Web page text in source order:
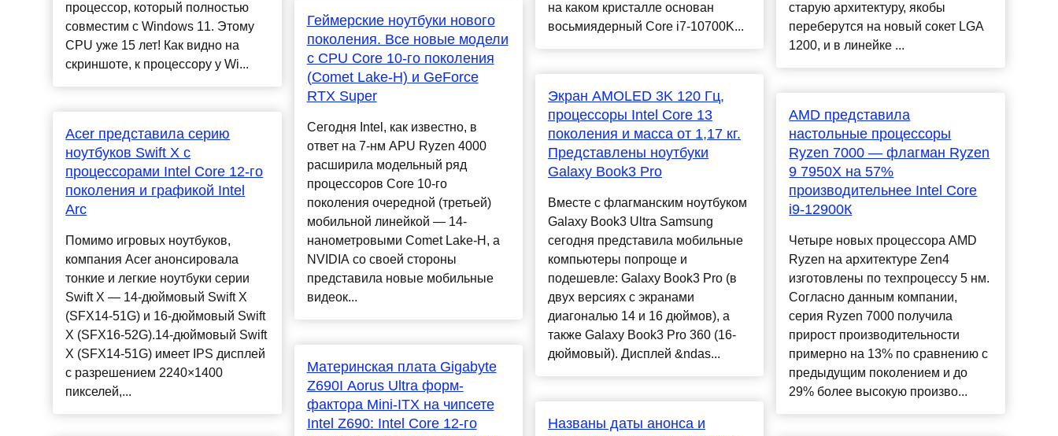
процессор, который полностью
совместим с Windows 11. Этому
CPU уже 15 лет! Как видно на
скриншоте, к процессору у Wi...
Acer представила серию
ноутбуков Swift X с
процессорами Intel Core 12-го
поколения и графикой Intel
Arc
Помимо игровых ноутбуков,
компания Acer анонсировала
тонкие и легкие ноутбуки серии
Swift X — 14-дюймовый Swift X
(SFX14-51G) и 16-дюймовый Swift
X (SFX16-52G).14-дюймовый Swift
X (SFX14-51G) имеет IPS дисплей
с разрешением 2240×1400
пикселей,...
Геймерские ноутбуки нового
поколения. Все новые модели
с CPU Core 10-го поколения
(Comet Lake-H) и GeForce
RTX Super
Сегодня Intel, как известно, в
ответ на 7-нм APU Ryzen 4000
расширила модельный ряд
процессоров Core 10-го
поколения очередной (третьей)
мобильной линейкой — 14-
нанометровыми Comet Lake-H, а
NVIDIA со своей стороны
представила новые мобильные
видеок...
Материнская плата Gigabyte
Z690I Aorus Ultra форм-
фактора Mini-ITX на чипсете
Intel Z690: Intel Core 12-го
на каком кристалле основан
восьмиядерный Core i7-10700K...
Экран AMOLED 3K 120 Гц,
процессоры Intel Core 13
поколения и масса от 1,17 кг.
Представлены ноутбуки
Galaxy Book3 Pro
Вместе с флагманским ноутбуком
Galaxy Book3 Ultra Samsung
сегодня представила мобильные
компьютеры попроще и
подешевле: Galaxy Book3 Pro (в
двух версиях с экранами
диагональю 14 и 16 дюймов), а
также Galaxy Book3 Pro 360 (16-
дюймовый). Дисплей &ndas...
Названы даты анонса и
старую архитектуру, якобы
переберутся на новый сокет LGA
1200, и в линейке ...
AMD представила
настольные процессоры
Ryzen 7000 — флагман Ryzen
9 7950X на 57%
производительнее Intel Core
i9-12900К
Четыре новых процессора AMD
Ryzen на архитектуре Zen4
изготовлены по техпроцессу 5 нм.
Согласно данным компании,
серия Ryzen 7000 получила
прирост производительности
примерно на 13% по сравнению с
предыдущим поколением и до
29% более высокую произво...